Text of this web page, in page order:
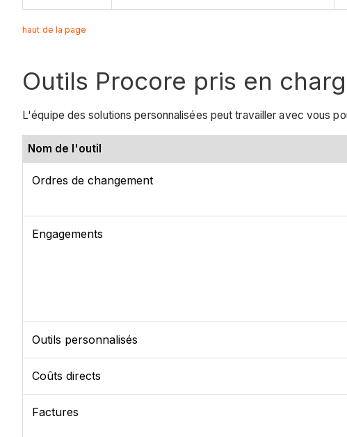
haut de la page
Outils Procore pris en
L'équipe des solutions personnalisées peut travailler avec vous
Nom de l'outil
Ordres de changement
Engagements
Outils personnalisés
Coûts directs
Factures